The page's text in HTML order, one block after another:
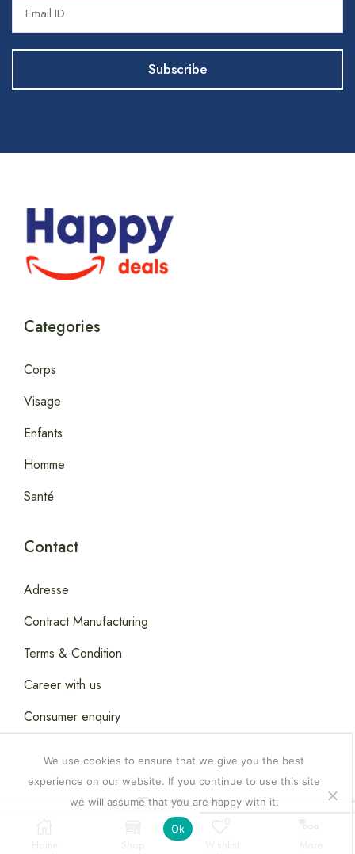
Categories
Corps
Visage
Enfants
Homme
Santé
Contact
Adresse
Contract Manufacturing
Terms & Condition
Career with us
Consumer enquiry
Copyright © 2026Happydealsdakar
We use cookies to ensure that we give you the best
experience on our website. If you continue to use this site
we will assume that you are happy with it.
Ok